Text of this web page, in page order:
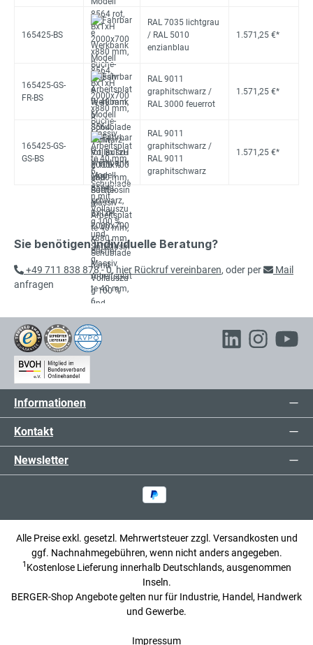
165425-BS
RAL 7035 lichtgrau
/ RAL 5010
enzianblau
1.571,25 €*
165425-GS-
FR-BS
RAL 9011
graphitschwarz /
RAL 3000 feuerrot
1.571,25 €*
165425-GS-
GS-BS
RAL 9011
graphitschwarz /
RAL 9011
graphitschwarz
1.571,25 €*
Sie benötigen individuelle Beratung?
+49 711 838 878 - 0,hier Rückruf vereinbaren, oder per
Mail
anfragen
Informationen
Kontakt
Newsletter
Alle Preise exkl. gesetzl. Mehrwertsteuer zzgl. Versandkosten und
ggf. Nachnahmegebühren, wenn nicht anders angegeben.
1 Kostenlose Lieferung innerhalb Deutschlands, ausgenommen
Inseln.
BERGER-Shop Angebote gelten nur für Industrie, Handel, Handwerk
und Gewerbe.
Impressum